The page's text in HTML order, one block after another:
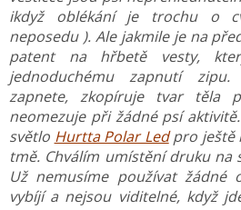
ikdyž oblékání je trochu o
neposedu ). Ale jakmile je na
patent na hřbetě vesty,
jednoduchému zapnutí
zapnete, zkopíruje tvar těla
neomezuje při žádné psí aktivitě.
světlo Hurtta Polar Ledpro ještě
tmě. Chválím umístění druku na
Už nemusíme používat žádné
vybíjí a nejsou viditelné, když